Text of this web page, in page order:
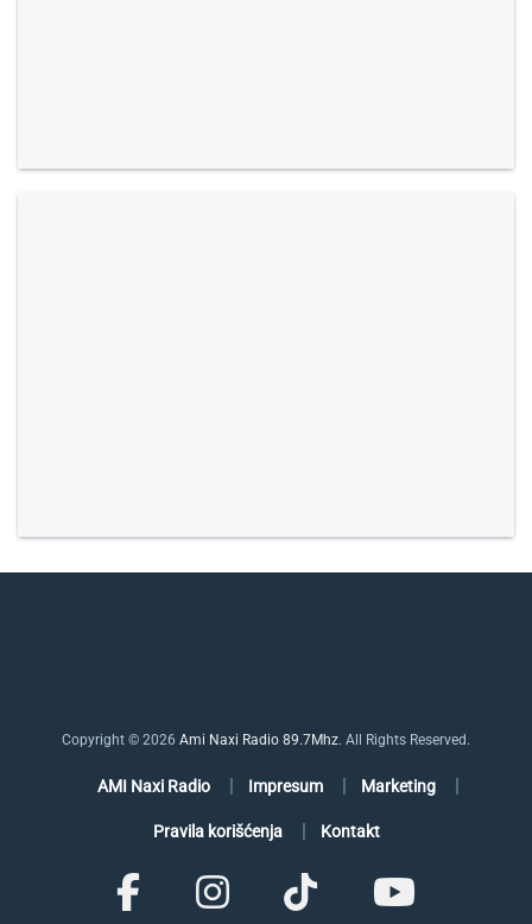
Copyright © 2026 Ami Naxi Radio 89.7Mhz. All Rights Reserved.
AMI Naxi Radio Impresum Marketing
Pravila korišćenja Kontakt